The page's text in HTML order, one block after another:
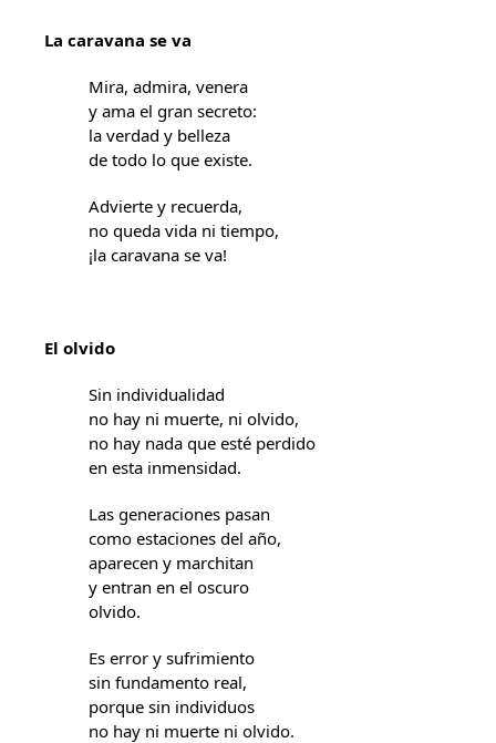
La caravana se va
Mira, admira, venera
y ama el gran secreto:
la verdad y belleza
de todo lo que existe.
Advierte y recuerda,
no queda vida ni tiempo,
¡la caravana se va!
El olvido
Sin individualidad
no hay ni muerte, ni olvido,
no hay nada que esté perdido
en esta inmensidad.
Las generaciones pasan
como estaciones del año,
aparecen y marchitan
y entran en el oscuro
olvido.
Es error y sufrimiento
sin fundamento real,
porque sin individuos
no hay ni muerte ni olvido.